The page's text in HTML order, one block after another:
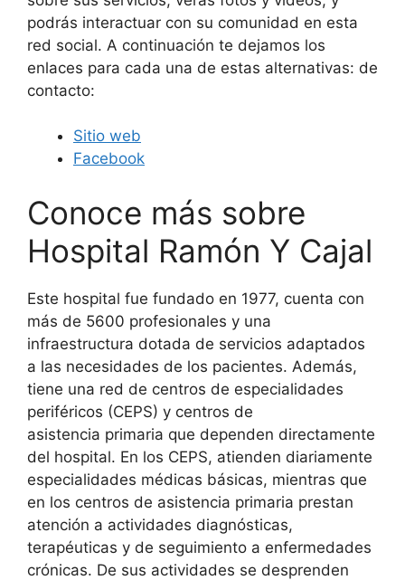
podrás interactuar con su comunidad en esta
red social. A continuación te dejamos los
enlaces para cada una de estas alternativas: de
contacto:
Sitio web
Facebook
Conoce más sobre
Hospital Ramón Y Cajal
Este hospital fue fundado en 1977, cuenta con
más de 5600 profesionales y una
infraestructura dotada de servicios adaptados
a las necesidades de los pacientes. Además,
tiene una red de centros de especialidades
periféricos (CEPS) y centros de
asistencia primaria que dependen directamente
del hospital. En los CEPS, atienden diariamente
especialidades médicas básicas, mientras que
en los centros de asistencia primaria prestan
atención a actividades diagnósticas,
terapéuticas y de seguimiento a enfermedades
crónicas. De sus actividades se desprenden